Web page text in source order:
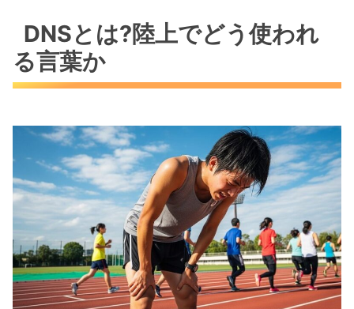
DNSとは?陸上でどう使われ
る言葉か